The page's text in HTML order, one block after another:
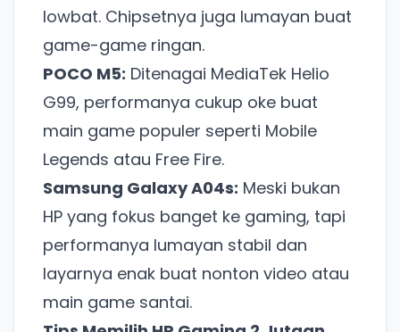
lowbat. Chipsetnya juga lumayan buat
game-game ringan.
POCO M5: Ditenagai MediaTek Helio
G99, performanya cukup oke buat
main game populer seperti Mobile
Legends atau Free Fire.
Samsung Galaxy A04s: Meski bukan
HP yang fokus banget ke gaming, tapi
performanya lumayan stabil dan
layarnya enak buat nonton video atau
main game santai.